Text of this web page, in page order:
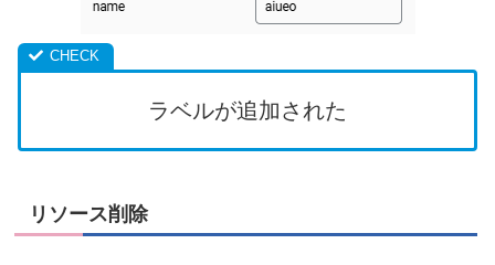
ラベルが追加された
リソース削除